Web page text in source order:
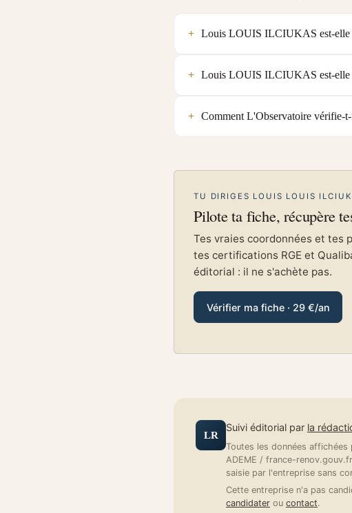
Louis LOUIS ILCIUKAS est-elle
Louis LOUIS ILCIUKAS est-elle
Comment L'Observatoire
TU DIRIGES LOUIS LOUIS
Pilote ta fiche, récupère
Tes vraies coordonnées et tes
tes certifications RGE et
éditorial : il ne s'achète pas.
Vérifier ma fiche · 29 €/an
LR
Suivi éditorial par la
Toutes les données affichées
ADEME / france-
saisie par l'entreprise sans
Cette entreprise n'a pas
candidater ou contact.